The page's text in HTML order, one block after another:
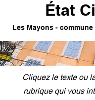
État
Les Mayons -
Cliquez le texte ou
rubrique qui vous